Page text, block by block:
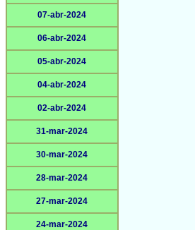
07-abr-2024
06-abr-2024
05-abr-2024
04-abr-2024
02-abr-2024
31-mar-2024
30-mar-2024
28-mar-2024
27-mar-2024
24-mar-2024